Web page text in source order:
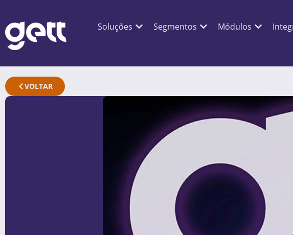
Soluções Segmentos Módulos
VOLTAR